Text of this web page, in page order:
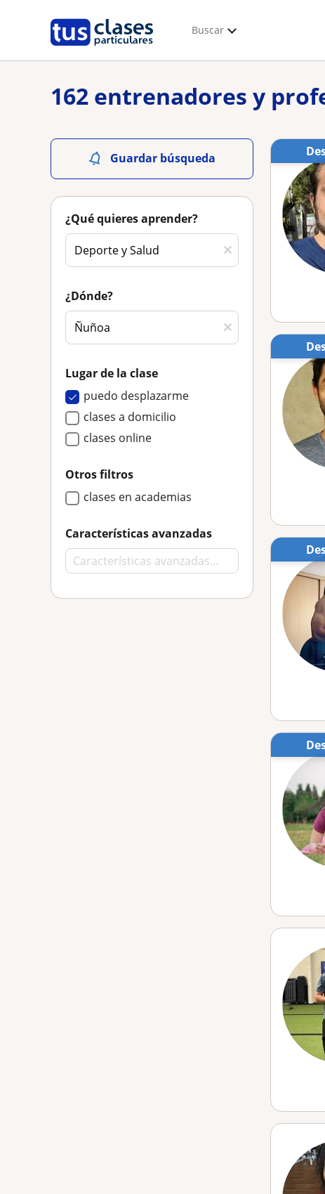
Buscar
162 entrenadores y
Guardar búsqueda
¿Qué quieres aprender?
¿Dónde?
Lugar de la clase
puedo desplazarme
clases a domicilio
clases online
Otros filtros
clases en academias
Características avanzadas